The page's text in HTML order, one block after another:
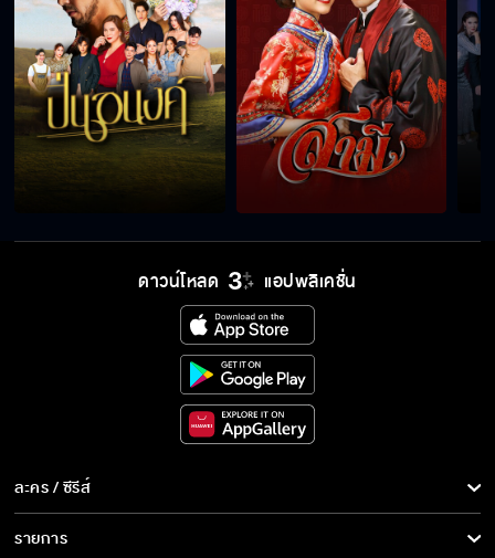
เกร็งจนตะคริวจะกินหมดแล้ว
วิชาป้องกันตัวที่ไม่ใช่คาถา
ไปไม่เป็นเลยเหรอ
จะไปไหนต้องให้ผมไปด้วย
อยู่ใกล้ขนาดนี้ไม่รู้สึกอะไรบ้างเหรอ
ดาวน์โหลด แอปพลิเคชั่น
ละคร / ซีรีส์
ละคร/ซีรีส์
รายการ